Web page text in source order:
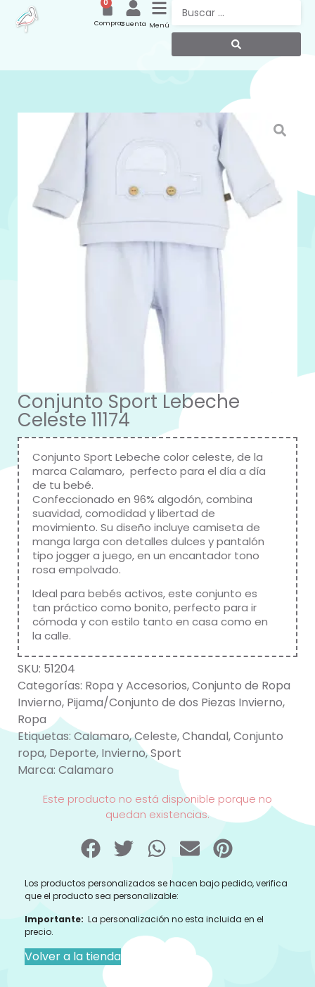
Menú
Cuenta
0
Compras
Conjunto Sport Lebeche
Celeste 11174
Conjunto Sport Lebeche color celeste, de la
marca Calamaro, perfecto para el día a día
de tu bebé.
Confeccionado en 96% algodón, combina
suavidad, comodidad y libertad de
movimiento. Su diseño incluye camiseta de
manga larga con detalles dulces y pantalón
tipo jogger a juego, en un encantador tono
rosa empolvado.
Ideal para bebés activos, este conjunto es
tan práctico como bonito, perfecto para ir
cómoda y con estilo tanto en casa como en
la calle.
SKU: 51204
Categorías: Ropa y Accesorios,Conjunto de Ropa
Invierno, Pijama/Conjunto de dos Piezas Invierno,
Ropa
Etiquetas: Calamaro,Celeste,Chandal,Conjunto
ropa, Deporte, Invierno,Sport
Marca: Calamaro
Este producto no está disponible porque no
quedan existencias.
Los productos personalizados se hacen bajo pedido, verifica
que el producto sea personalizable:
Importante: La personalización no esta incluida en el
precio.
Volver a la tienda